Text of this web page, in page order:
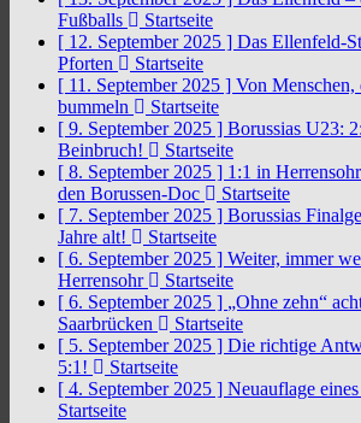
Fußballs
Startseite
[ 12. September 2025 ] Das Ellenfeld-
Pforten
Startseite
[ 11. September 2025 ] Von Menschen,
bummeln
Startseite
[ 9. September 2025 ] Borussias U23:
Beinbruch!
Startseite
[ 8. September 2025 ] 1:1 in
den Borussen-Doc
Startseite
[ 7. September 2025 ] Borussias
Jahre alt!
Startseite
[ 6. September 2025 ] Weiter, immer
Herrensohr
Startseite
[ 6. September 2025 ] „Ohne zehn“
Saarbrücken
Startseite
[ 5. September 2025 ] Die richtige
5:1!
Startseite
[ 4. September 2025 ] Neuauflage
Startseite